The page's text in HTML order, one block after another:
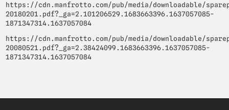
https://cdn.manfrotto.com/pub/media/downloadable/
20180201.pdf?_ga=2.101206529.1683663396.1637057085-
1871347314.1637057084
https://cdn.manfrotto.com/pub/media/downloadable/
20080521.pdf?_ga=2.38424099.1683663396.1637057085-
1871347314.1637057084